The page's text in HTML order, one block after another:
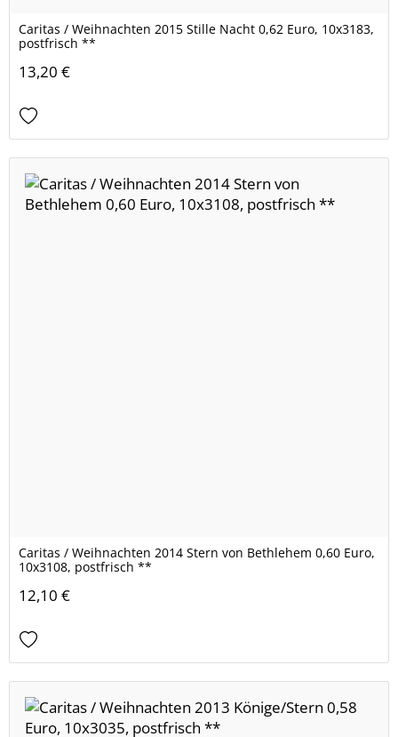
Caritas / Weihnachten 2015 Stille Nacht 0,62 Euro, 10x3183,
postfrisch **
13,20 €
Caritas / Weihnachten 2014 Stern von Bethlehem 0,60 Euro,
10x3108, postfrisch **
12,10 €